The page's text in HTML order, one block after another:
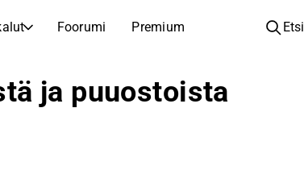
Foorumi Premium
Yhtiöt
Analyysikoulu
Etsi
ja puuostoista